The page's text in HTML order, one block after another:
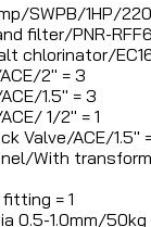
SWPB/1HP/
filter/PNR-
chlorinator/
2" = 3
1.5" = 3
1/2" = 1
Valve/ACE/1.5"
With
= 1
0.5-1.0mm/50kg